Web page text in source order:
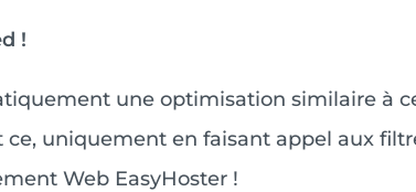
!
une optimisation similaire à
ce, uniquement en faisant appel aux
Web EasyHoster !